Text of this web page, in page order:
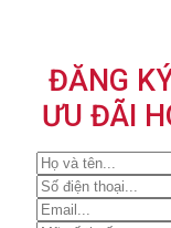
ĐĂNG
ƯU ĐÃI